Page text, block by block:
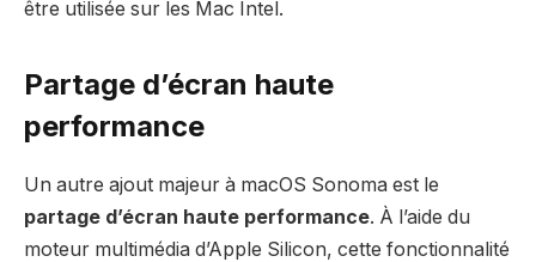
être utilisée sur les Mac Intel.
Partage d’écran haute
performance
Un autre ajout majeur à macOS Sonoma est le
partage d’écran haute performance. À l’aide du
moteur multimédia d’Apple Silicon, cette fonctionnalité